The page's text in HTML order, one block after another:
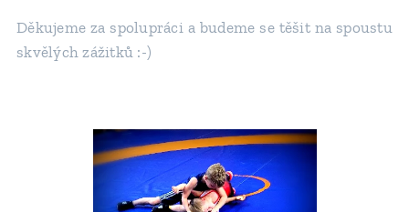
Děkujeme za spolupráci a budeme se těšit na spoustu
skvělých zážitků :-)